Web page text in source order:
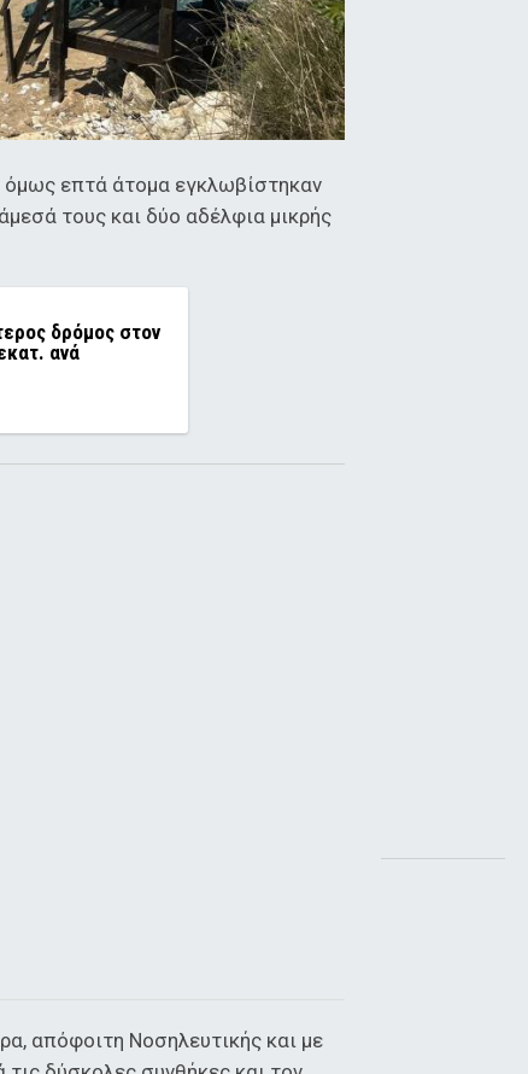
όμως επτά άτομα εγκλωβίστηκαν
τους και δύο αδέλφια μικρής
δρόμος στον
ανά
απόφοιτη Νοσηλευτικής και με